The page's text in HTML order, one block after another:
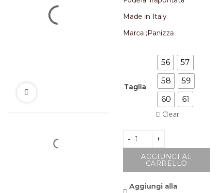
Made in Italy
Marca ;Panizza
Taglia
56
57
58
59
60
61
Clear
AGGIUNGI AL
CARRELLO
Aggiungi alla